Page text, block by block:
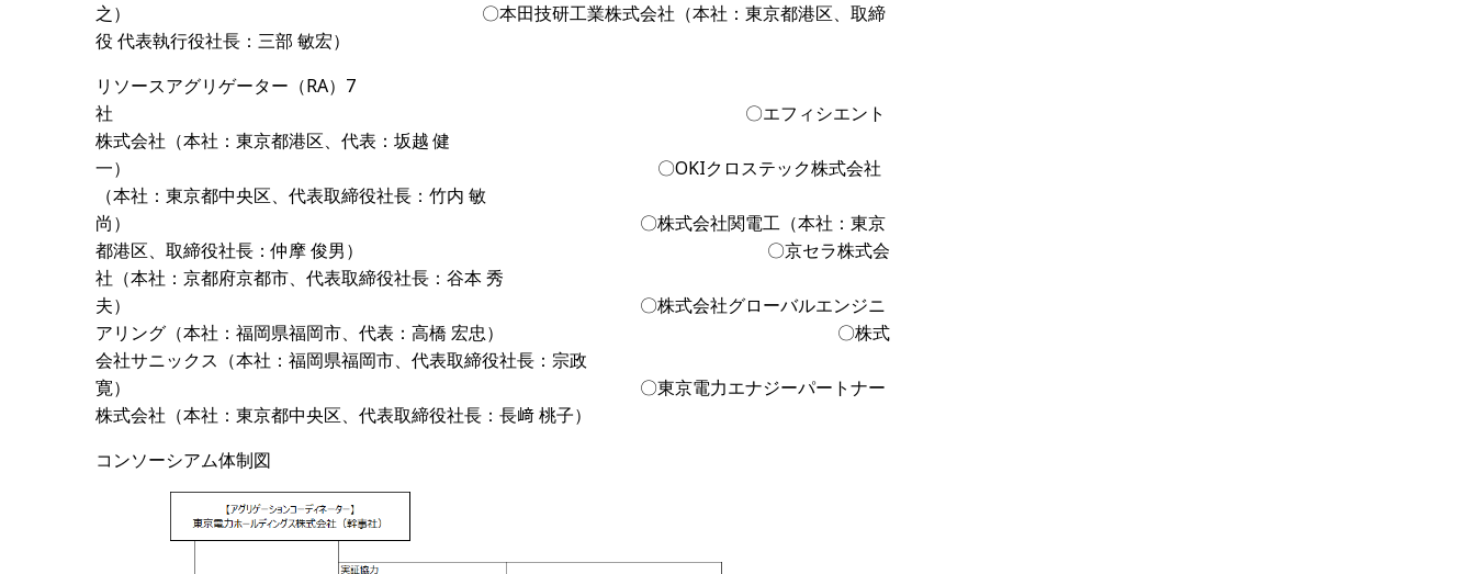
之） 〇本田技研工業株式会社（本社：東京都港区、取締
役 代表執行役社長：三部 敏宏）
リソースアグリゲーター（RA） 7
社 〇エフィシエント
株式会社（本社：東京都港区、代表：坂越 健
一） 〇OKIクロステック株式会社
（本社：東京都中央区、代表取締役社長 ：竹内 敏
尚） 〇株式会社関電工（本社：東京
都港区、取締役社長：仲摩 俊男） 〇京セラ株式会
社（本社：京都府京都市、代表取締役社長：谷本 秀
夫） 〇株式会社グローバルエンジニ
アリング（本社：福岡県福岡市、代表：高橋 宏忠） 〇株式
会社サニックス（本社：福岡県福岡市、代表取締役社長：宗政
寛） 〇東京電力エナジーパートナー
株式会社（本社：東京都中央区、代表取締役社長：長﨑 桃子）
コンソーシアム体制図